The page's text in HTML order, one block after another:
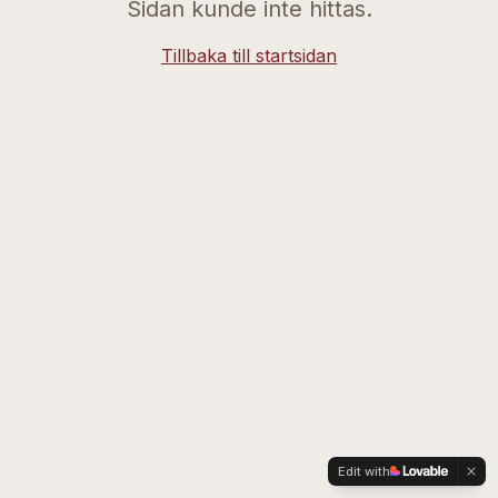
Sidan kunde inte hittas.
Tillbaka till startsidan
Edit with